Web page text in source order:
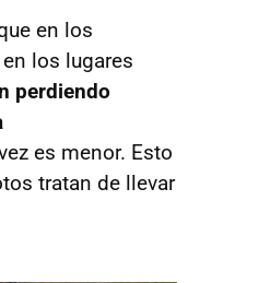
en los
los lugares
perdiendo
es menor. Esto
tratan de llevar